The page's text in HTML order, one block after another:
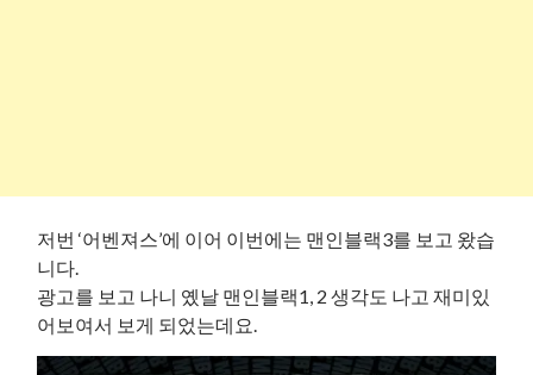
저번 ‘어벤져스’에 이어 이번에는 맨인블랙3를 보고 왔습
니다.
광고를 보고 나니 옜날 맨인블랙1, 2 생각도 나고 재미있
어보여서 보게 되었는데요.